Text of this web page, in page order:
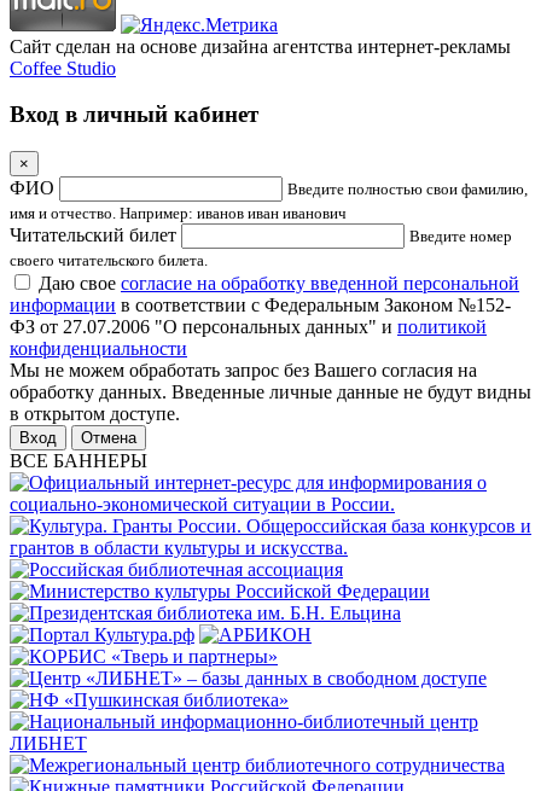
Сайт сделан на основе дизайна агентства интернет-рекламы
Coffee Studio
Вход в личный кабинет
×
ФИО
Введите полностью свои фамилию,
имя и отчество. Например: иванов иван иванович
Читательский билет
Введите номер
своего читательского билета.
Даю свое согласие на обработку введенной персональной
информации в соответствии с Федеральным Законом №152-
ФЗ от 27.07.2006 "О персональных данных" и политикой
конфиденциальности
Мы не можем обработать запрос без Вашего согласия на
обработку данных. Введенные личные данные не будут видны
в открытом доступе.
Отмена
ВСЕ БАННЕРЫ